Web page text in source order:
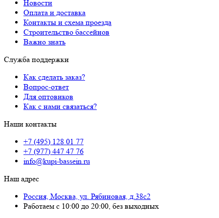
Новости
Оплата и доставка
Контакты и схема проезда
Строительство бассейнов
Важно знать
Служба поддержки
Как сделать заказ?
Вопрос-ответ
Для оптовиков
Как с нами связаться?
Наши контакты
+7 (495) 128 01 77
+7 (977) 447 47 76
info@kupi-bassein.ru
Наш адрес
Россия, Москва, ул. Рябиновая, д.38с2
Работаем с 10:00 до 20:00, без выходных